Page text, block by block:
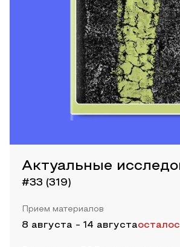
Актуальные
#33 (319)
Прием материалов
8 августа - 14 августа